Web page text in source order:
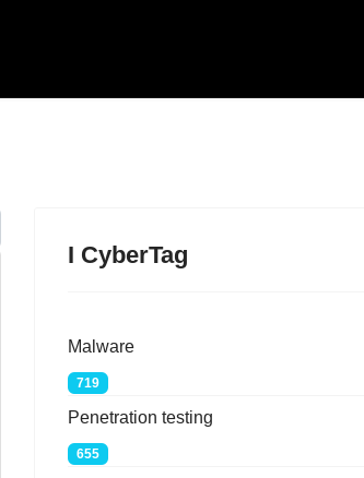
I CyberTag
Malware
719
Penetration testing
655